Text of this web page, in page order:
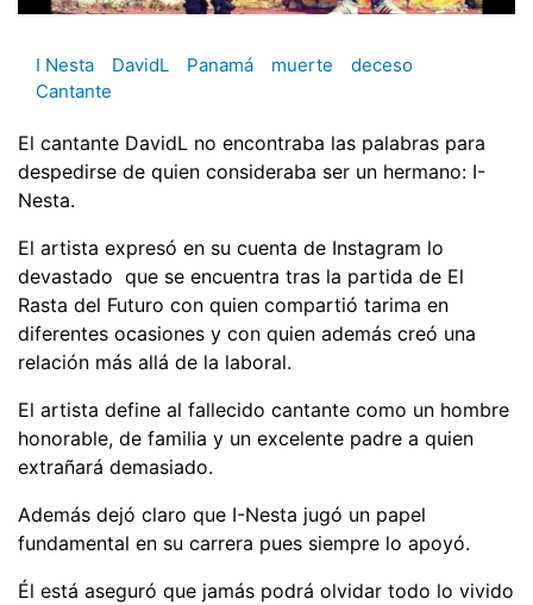
I Nesta DavidL Panamá muerte
deceso
Cantante
El cantante DavidL no encontraba las palabras para
despedirse de quien consideraba ser un hermano: I-
Nesta.
El artista expresó en su cuenta de Instagram lo
devastado que se encuentra tras la partida de El
Rasta del Futuro con quien compartió tarima en
diferentes ocasiones y con quien además creó una
relación más allá de la laboral.
El artista define al fallecido cantante como un hombre
honorable, de familia y un excelente padre a quien
extrañará demasiado.
Además dejó claro que I-Nesta jugó un papel
fundamental en su carrera pues siempre lo apoyó.
Él está aseguró que jamás podrá olvidar todo lo vivido